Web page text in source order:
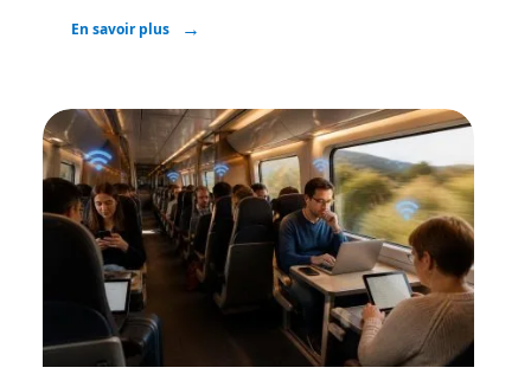
En savoir plus
High-Tech